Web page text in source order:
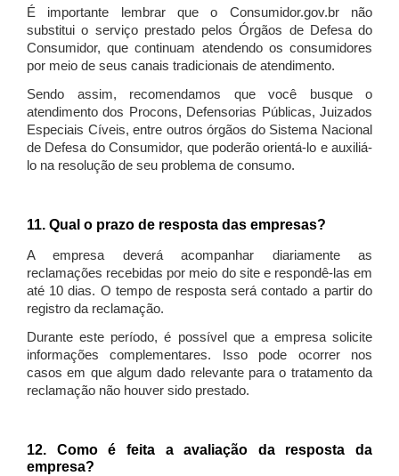
É importante lembrar que o Consumidor.gov.br não
substitui o serviço prestado pelos Órgãos de Defesa do
Consumidor, que continuam atendendo os consumidores
por meio de seus canais tradicionais de atendimento.
Sendo assim, recomendamos que você busque o
atendimento dos Procons, Defensorias Públicas, Juizados
Especiais Cíveis, entre outros órgãos do Sistema Nacional
de Defesa do Consumidor, que poderão orientá-lo e auxiliá-
lo na resolução de seu problema de consumo.
11. Qual o prazo de resposta das empresas?
A empresa deverá acompanhar diariamente as
reclamações recebidas por meio do site e respondê-las em
até 10 dias. O tempo de resposta será contado a partir do
registro da reclamação.
Durante este período, é possível que a empresa solicite
informações complementares. Isso pode ocorrer nos
casos em que algum dado relevante para o tratamento da
reclamação não houver sido prestado.
12. Como é feita a avaliação da resposta da
empresa?